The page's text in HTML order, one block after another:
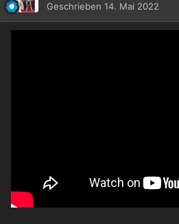
Geschrieben 14. Mai 2022